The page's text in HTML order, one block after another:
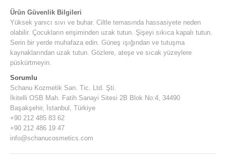
Ürün Güvenlik Bilgileri
Yüksek yanıcı sıvı ve buhar. Ciltle temasında hassasiyete neden
olabilir. Çocukların erişiminden uzak tutun. Şişeyi sıkıca kapalı tutun.
Serin bir yerde muhafaza edin. Güneş ışığından ve tutuşma
kaynaklarından uzak tutun. Gözlere, ateşe ve sıcak yüzeylere
püskürtmeyin.
Sorumlu
Schanu Kozmetik San. Tic. Ltd. Şti.
İkitelli OSB Mah. Fatih Sanayi Sitesi 2B Blok No:4, 34490
Başakşehir, İstanbul, Türkiye
+90 212 485 83 62
+90 212 486 19 47
info@schanucosmetics.com